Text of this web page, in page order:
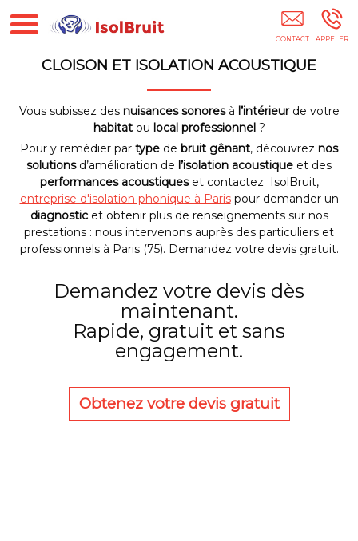
Entreprise D'isolation Phonique Paris
CLOISON ET ISOLATION ACOUSTIQUE
Vous subissez desnuisances sonoresà l’intérieurde votre
habitatou local professionnel?
Pour y remédier par type de bruit gênant, découvrez nos
solutionsd’amélioration de l’isolation acoustique et des
performances acoustiqueset contactez IsolBruit,
entreprise d'isolation phonique à Parispour demander un
diagnosticet obtenir plus de renseignements sur nos
prestations : nous intervenons auprès des particuliers et
professionnels à Paris (75). Demandez votre devis gratuit.
Demandez votre devis dès
maintenant.
Rapide, gratuit et sans
engagement.
Obtenez votre devis gratuit